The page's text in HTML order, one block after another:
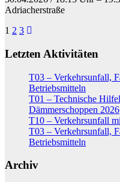
Adriacherstraße
der
1 2 3
Letzten Aktivitäten
T03 – Verkehrsunfall,
Betriebsmitteln
T01 – Technische
Dämmerschoppen 2026
T10 – Verkehrsunfall
T03 – Verkehrsunfall,
Betriebsmitteln
Archiv